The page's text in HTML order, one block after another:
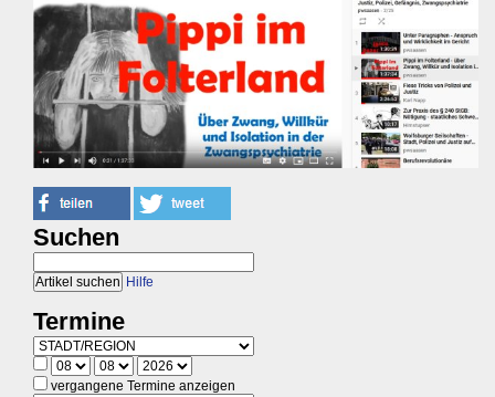
Suchen
Hilfe
Termine
vergangene Termine anzeigen